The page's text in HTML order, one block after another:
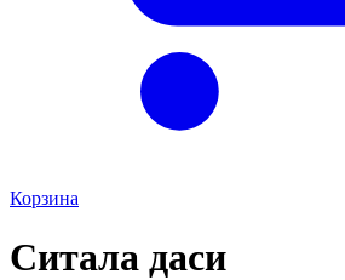
Корзина
Ситала даси